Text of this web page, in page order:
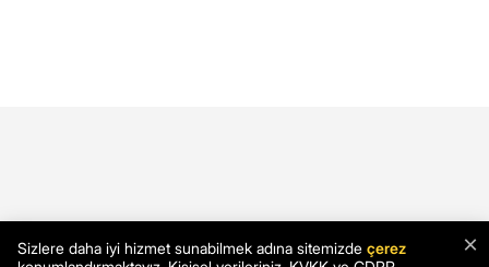
×
Sizlere daha iyi hizmet sunabilmek adına sitemizde çerez